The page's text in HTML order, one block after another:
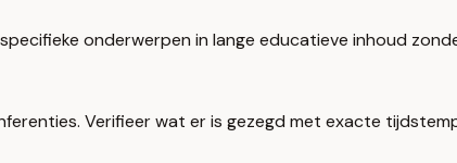
onderwerpen in lange educatieve inhoud
Verifieer wat er is gezegd met exacte